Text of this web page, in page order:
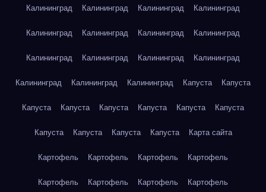
Калининград Калининград Калининград Калининград
Калининград Калининград Калининград Калининград
Калининград Калининград Калининград Калининград
Калининград Калининград Калининград Капуста Капуста
Капуста Капуста Капуста Капуста Капуста Капуста
Капуста Капуста Капуста Капуста Карта сайта
Картофель Картофель Картофель Картофель
Картофель Картофель Картофель Картофель